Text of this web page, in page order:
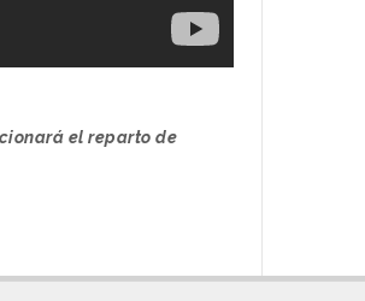
el reparto de